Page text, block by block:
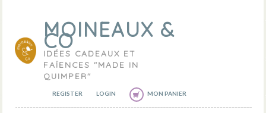
MOINEAUX &
CO
IDÉES CADEAUX ET
FAÏENCES "MADE IN
QUIMPER"
REGISTER LOGIN MON PANIER